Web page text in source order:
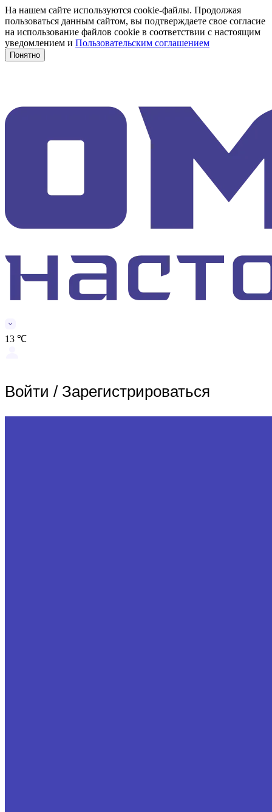
На нашем сайте используются cookie-файлы. Продолжая
пользоваться данным сайтом, вы подтверждаете свое согласие
на использование файлов cookie в соответствии с настоящим
уведомлением и Пользовательским соглашением
Понятно
13 ℃
Войти / Зарегистрироваться